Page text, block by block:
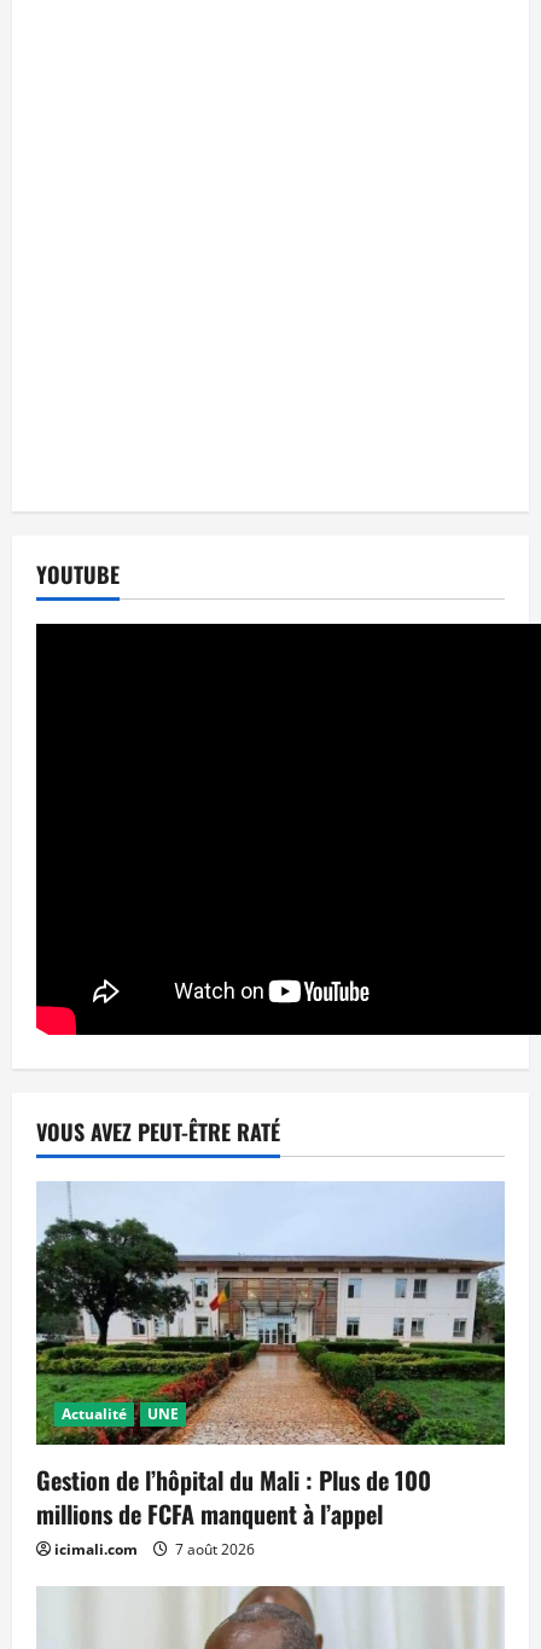
YOUTUBE
VOUS AVEZ PEUT-ÊTRE RATÉ
Actualité UNE
Gestion de l’hôpital du Mali : Plus de 100
millions de FCFA manquent à l’appel
icimali.com 7 août 2026